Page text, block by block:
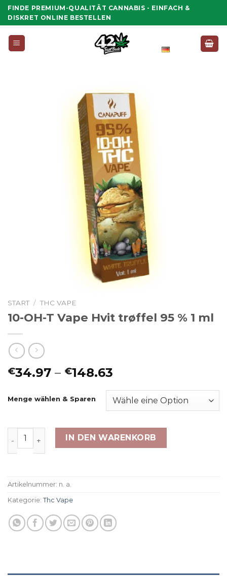
Zum
Inhalt
FINDE PREMIUM-QUALITÄT CANNABIS - EINFACH &
DISKRET ONLINE BESTELLEN
START / THC VAPE
10-OH-T Vape Hvit trøffel 95 % 1 ml
€34.97 – €148.63
bis
€148.63
Menge wählen & Sparen
10-OH-T Vape Hvit trøffel 95 % 1 ml Menge
IN DEN WARENKORB
Artikelnummer: n. a.
Kategorie: Thc Vape